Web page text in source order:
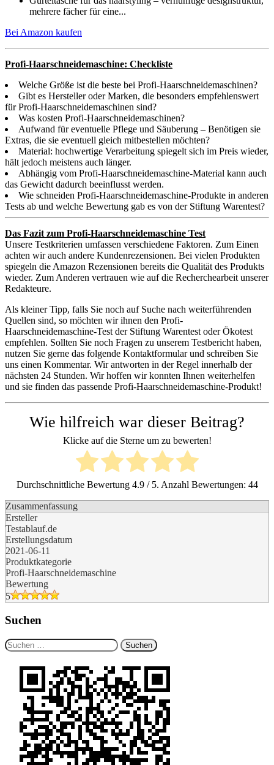
mehrere fächer für eine...
Bei Amazon kaufen
Profi-Haarschneidemaschine: Checkliste
Welche Größe ist die beste bei Profi-Haarschneidemaschinen?
Gibt es Hersteller oder Marken, die besonders empfehlenswert
für Profi-Haarschneidemaschinen sind?
Was kosten Profi-Haarschneidemaschinen?
Aufwand für eventuelle Pflege und Säuberung – Benötigen sie
Extras, die sie eventuell gleich mitbestellen möchten?
Material: hochwertige Verarbeitung spiegelt sich im Preis wieder,
hält jedoch meistens auch länger.
Abhängig vom Profi-Haarschneidemaschine-Material kann auch
das Gewicht dadurch beeinflusst werden.
Wie schneiden Profi-Haarschneidemaschine-Produkte in anderen
Tests ab und welche Bewertung gab es von der Stiftung Warentest?
Das Fazit zum Profi-Haarschneidemaschine Test
Unsere Testkriterien umfassen verschiedene Faktoren. Zum Einen
achten wir auch andere Kundenrezensionen. Bei vielen Produkten
spiegeln die Amazon Rezensionen bereits die Qualität des Produkts
wieder. Zum Anderen vertrauen wie auf die Recherchearbeit unserer
Redakteure.
Als kleiner Tipp, falls Sie noch auf Suche nach weiterführenden
Quellen sind, so möchten wir ihnen den Profi-
Haarschneidemaschine-Test der Stiftung Warentest oder Ökotest
empfehlen. Sollten Sie noch Fragen zu unserem Testbericht haben,
nutzen Sie gerne das folgende Kontaktformular und schreiben Sie
uns einen Kommentar. Wir antworten in der Regel innerhalb der
nächsten 24 Stunden. Wir hoffen wir konnten Ihnen weiterhelfen
und sie finden das passende Profi-Haarschneidemaschine-Produkt!
Wie hilfreich war dieser Beitrag?
Klicke auf die Sterne um zu bewerten!
Durchschnittliche Bewertung 4.9/ 5. Anzahl Bewertungen: 44
Zusammenfassung
Ersteller
Testablauf.de
Erstellungsdatum
2021-06-11
Produktkategorie
Profi-Haarschneidemaschine
Bewertung
5
Suchen
Suchen
nach: